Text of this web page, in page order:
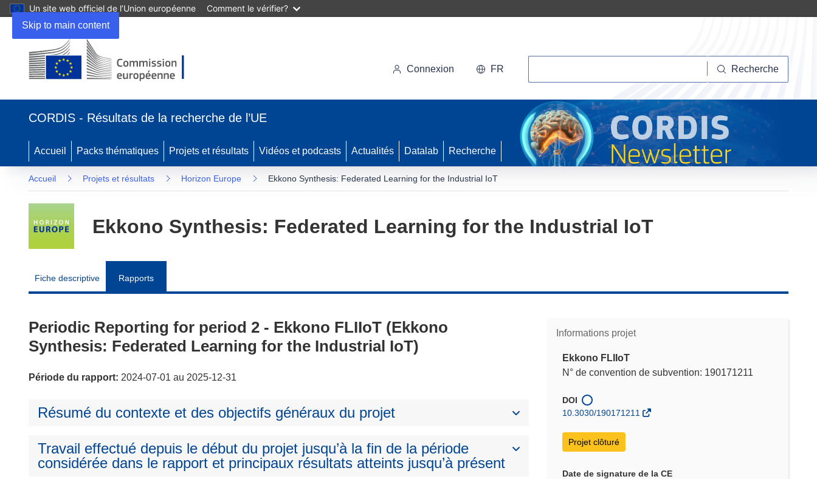
Skip to main content
Un site web officiel de l’Union européenne Comment le vérifier?
une
fenêtre)
Connexion FR Recherche
CORDIS - Résultats de la recherche de l’UE
Accueil Packs thématiques Projets et résultats Vidéos et podcasts Actualités Datalab Recherche
Accueil Projets et résultats Horizon Europe Ekkono Synthesis: Federated Learning for the Industrial IoT
Ekkono Synthesis: Federated Learning for the Industrial IoT
Fiche descriptive Rapports
Informations projet
Ekkono FLIIoT
N° de convention de subvention: 190171211
DOI
10.3030/190171211
Projet clôturé
Date de signature de la CE
Periodic Reporting for period 2 - Ekkono FLIIoT (Ekkono
Synthesis: Federated Learning for the Industrial IoT)
Période du rapport: 2024-07-01 au 2025-12-31
Résumé du contexte et des objectifs généraux du projet
Travail effectué depuis le début du projet jusqu’à la fin de la période
considérée dans le rapport et principaux résultats atteints jusqu’à présent